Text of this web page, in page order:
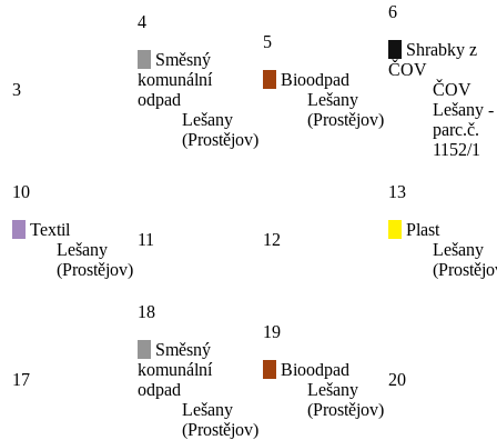
3
4
Směsný
komunální
odpad
Lešany
(Prostějov)
5
Bioodpad
Lešany
(Prostějov)
6
Shrabky z
ČOV
ČOV
Lešany -
parc.č.
1152/1
10
Textil
Lešany
(Prostějov)
11 12
13
Plast
Lešany
17
18
Směsný
komunální
odpad
Lešany
(Prostějov)
19
Bioodpad
Lešany
(Prostějov)
20